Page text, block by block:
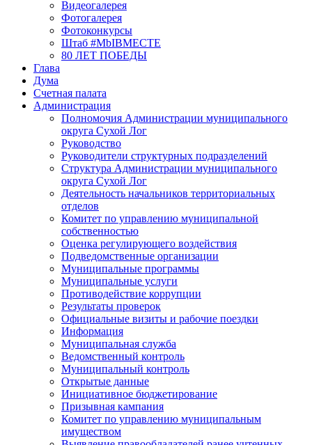
Видеогалерея
Фотогалерея
Фотоконкурсы
Штаб #MbIBMECTE
80 ЛЕТ ПОБЕДЫ
Глава
Дума
Счетная палата
Администрация
Полномочия Администрации муниципального
округа Сухой Лог
Руководство
Руководители структурных подразделений
Структура Администрации муниципального
округа Сухой Лог
Деятельность начальников территориальных
отделов
Комитет по управлению муниципальной
собственностью
Оценка регулирующего воздействия
Подведомственные организации
Муниципальные программы
Муниципальные услуги
Противодействие коррупции
Результаты проверок
Официальные визиты и рабочие поездки
Информация
Муниципальная служба
Ведомственный контроль
Муниципальный контроль
Открытые данные
Инициативное бюджетирование
Призывная кампания
Комитет по управлению муниципальным
имуществом